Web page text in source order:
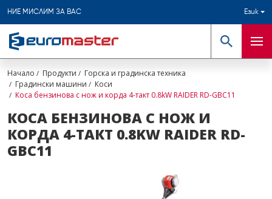
НИЕ МИСЛИМ ЗА ВАС Език
Търсене
Начало Продукти
Горска и градинска техника
Градински машини
Коси
Коса бензинова с нож и корда 4-такт 0.8kW RAIDER RD-GBC11
КОСА БЕНЗИНОВА С НОЖ И
КОРДА 4-ТАКТ 0.8KW RAIDER RD-
GBC11